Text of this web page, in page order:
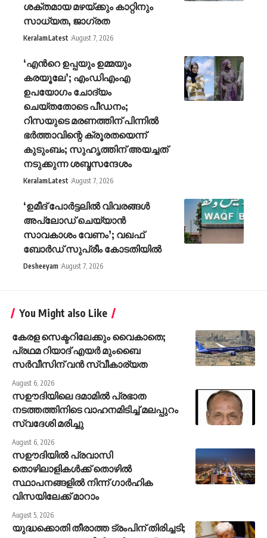
ശക്തമായ മഴയ്ക്കും കാറ്റിനും
സാധ്യത, ജാഗ്രത
KeralamLatest August 7, 2026
‘എന്‍റെ ഉപ്പയും ഉമ്മയും
കരയൂലേ’; എംഡിഎംഎ
ഉപയോഗം ചോദ്യം
ചെയ്തതോടെ പീഡനം;
റിസയുടെ മരണത്തിന് പിന്നിൽ
ഭർത്താവിന്റെ ക്രൂരതയെന്ന്
കുടുംബം; സുഹൃത്തിന് അയച്ചത്
നടുക്കുന്ന ശബ്ദസന്ദേശം
KeralamLatest August 7, 2026
‘ഉമീദ് പോർട്ടലിൽ വിവരങ്ങൾ
അപ്‌ലോഡ് ചെയ്യാൻ
സാവകാശം വേണം’; വഖഫ്
ബോർഡ് സുപ്രീം കോടതിയിൽ
Desheeyam August 7, 2026
You Might also Like
കേരള സെക്ടറിലേക്കും വൈകാതെ;
പ്രഥമ റിയാദ് എയർ മുംബൈ
സർവീസിന് വൻ സ്വീകാര്യത
August 6, 2026
സഊദിയിലെ ദമാമിൽ പ്രഭാത
നടത്തത്തിനിടെ വാഹനമിടിച്ച് മലപ്പുറം
സ്വദേശി മരിച്ചു
August 6, 2026
സഊദിയിൽ പ്രവാസി
തൊഴിലാളികൾക്ക് തൊഴിൽ
സ്ഥാപനങ്ങളിൽ നിന്ന് ഗാർഹിക
വിസയിലേക്ക് മാറാം
August 5, 2026
യുദ്ധക്കൊതി തീരാത്ത ട്രംപിന് തിരിച്ചടി;